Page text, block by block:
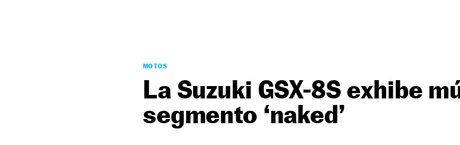
MOTOS
La Suzuki GSX-8S exhibe
segmento ‘naked’